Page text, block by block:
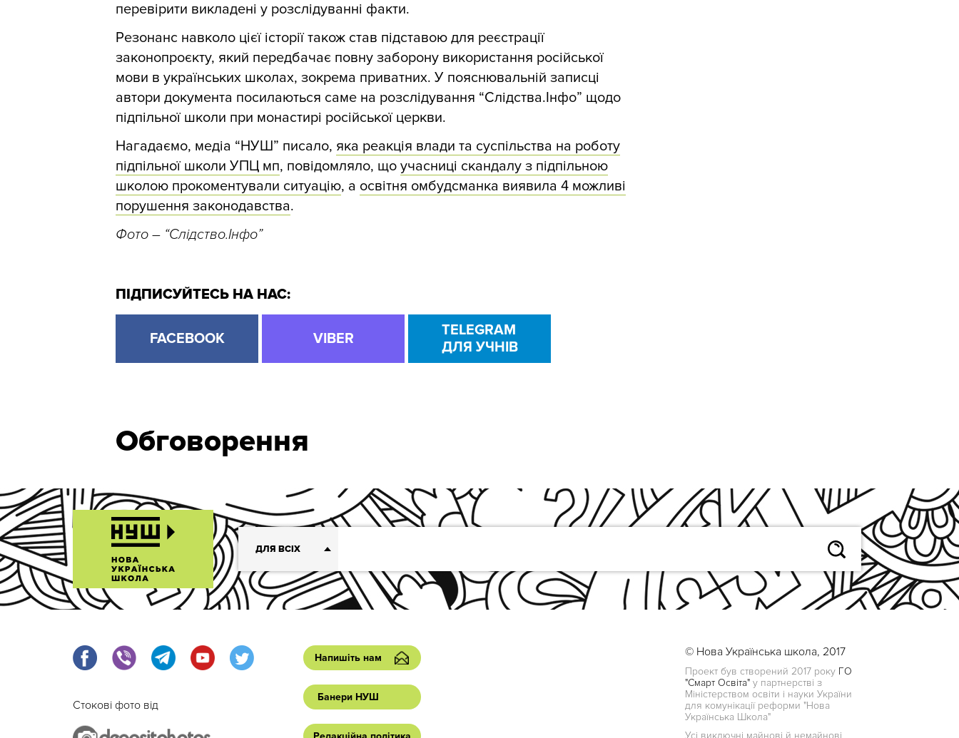
перевірити викладені у розслідуванні факти.
Резонанс навколо цієї історії також став підставою для реєстрації
законопроєкту, який передбачає повну заборону використання російської
мови в українських школах, зокрема приватних. У пояснювальній записці
автори документа посилаються саме на розслідування “Слідства.Інфо” щодо
підпільної школи при монастирі російської церкви.
Нагадаємо, медіа “НУШ” писало, яка реакція влади та суспільства на роботу
підпільної школи УПЦ мп, повідомляло, що учасниці скандалу з підпільною
школою прокоментували ситуацію, а освітня омбудсманка виявила 4 можливі
порушення законодавства.
Фото – “Слідство.Інфо”
ПІДПИСУЙТЕСЬ НА НАС:
FACEBOOK VIBER
TELEGRAM
ДЛЯ УЧНІВ
Обговорення
ДЛЯ ВСІХ
Стокові фото від
Напишіть нам
Банери НУШ
© Нова Українська школа, 2017
Проект був створений 2017 року ГО
"Смарт Освіта" у партнерстві з
Міністерством освіти і науки України
для комунікації реформи "Нова
Українська Школа"
Усі виключні майнові й немайнові